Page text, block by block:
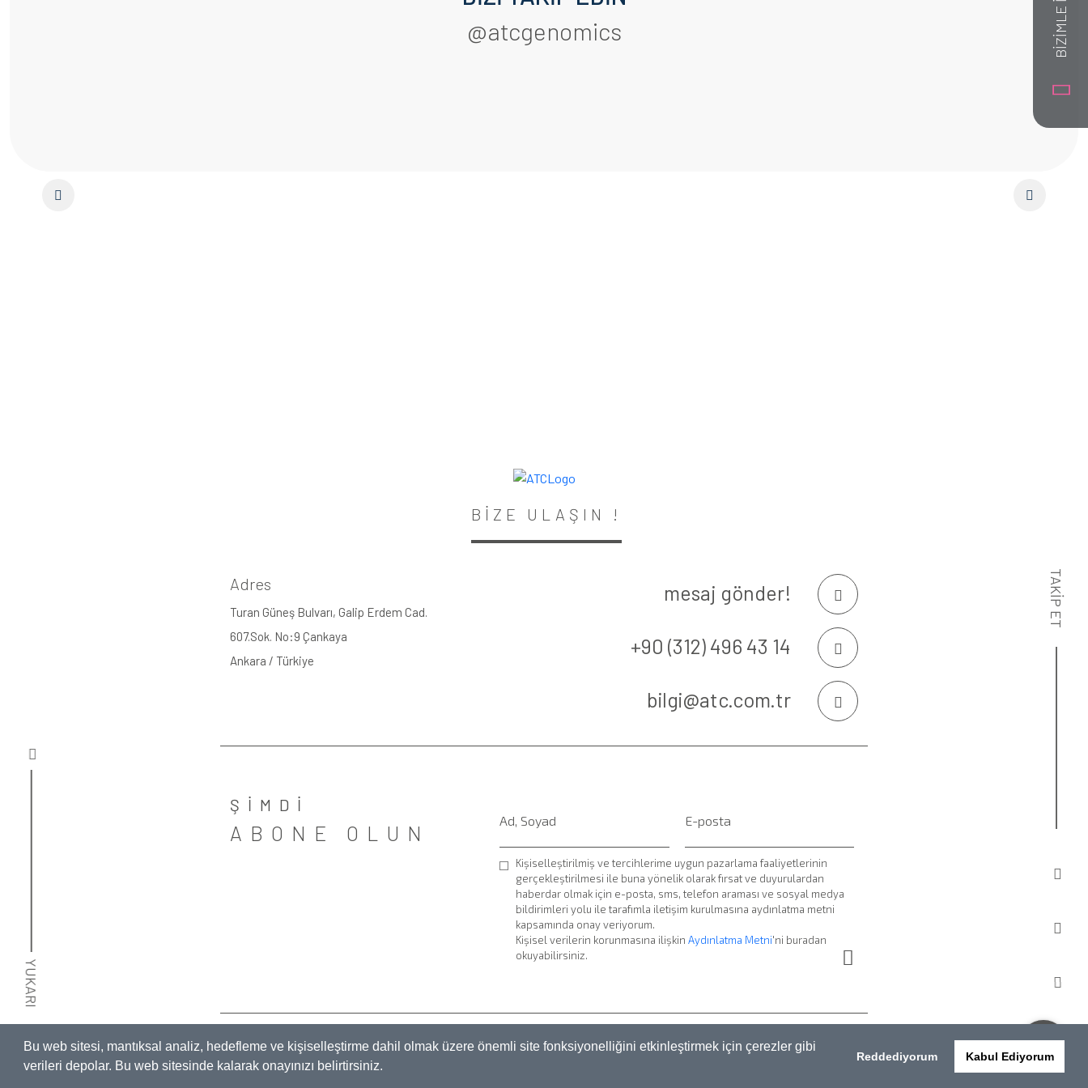
Bu web sitesi, mantıksal analiz, hedefleme ve kişiselleştirme dahil olmak üzere önemli site fonksiyonelliğini etkinleştirmek için çerezler gibi
verileri depolar. Bu web sitesinde kalarak onayınızı belirtirsiniz.
Reddediyorum Kabul Ediyorum
@atcgenomics
BİZE ULAŞIN !
Adres
Turan Güneş Bulvarı, Galip Erdem Cad.
607.Sok. No:9 Çankaya
Ankara / Türkiye
mesaj gönder!
+90 (312) 496 43 14
ŞİMDİ
ABONE OLUN
Kişiselleştirilmiş ve tercihlerime uygun pazarlama faaliyetlerinin
gerçekleştirilmesi ile buna yönelik olarak fırsat ve duyurulardan
haberdar olmak için e-posta, sms, telefon araması ve sosyal medya
bildirimleri yolu ile tarafımla iletişim kurulmasına aydınlatma metni
kapsamında onay veriyorum.
Kişisel verilerin korunmasına ilişkinAydınlatma Metni'ni buradan
okuyabilirsiniz.
İNTERNET SİTESİ AYDINLATMA METNİ KVKK VE GİZLİLİK POLİTİKASI ÇEREZ POLİTİKASI AÇIK RIZA BEYANI
VERİ İMHA POLİTİKASI
YUKARI
TAKİP ET